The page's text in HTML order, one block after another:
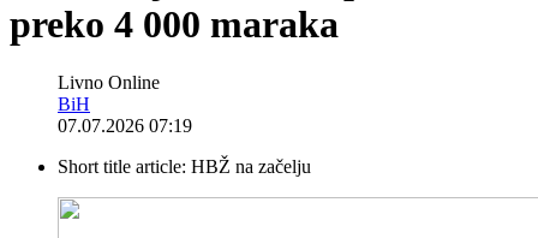
preko 4 000 maraka
Livno Online
BiH
07.07.2026 07:19
Short title article: HBŽ na začelju